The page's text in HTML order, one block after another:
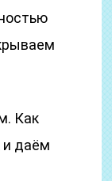
Как
и даём